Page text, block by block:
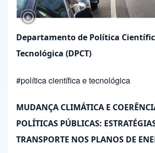
Departamento de Política
Tecnológica (DPCT)
#política científica e tecnológica
MUDANÇA CLIMÁTICA E
POLÍTICAS PÚBLICAS:
TRANSPORTE NOS PLANOS DE
Previous Slide